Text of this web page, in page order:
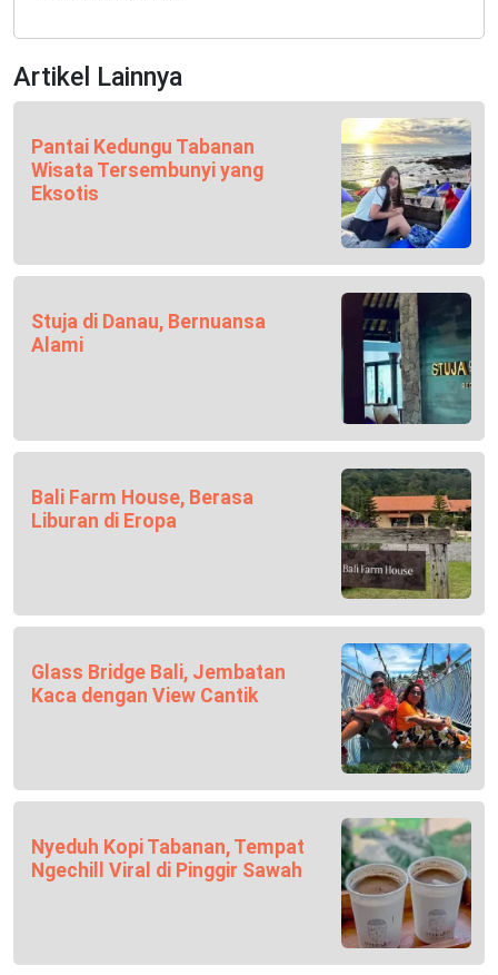
Artikel Lainnya
Pantai Kedungu Tabanan
Wisata Tersembunyi yang
Eksotis
Stuja di Danau, Bernuansa
Alami
Bali Farm House, Berasa
Liburan di Eropa
Glass Bridge Bali, Jembatan
Kaca dengan View Cantik
Nyeduh Kopi Tabanan, Tempat
Ngechill Viral di Pinggir Sawah